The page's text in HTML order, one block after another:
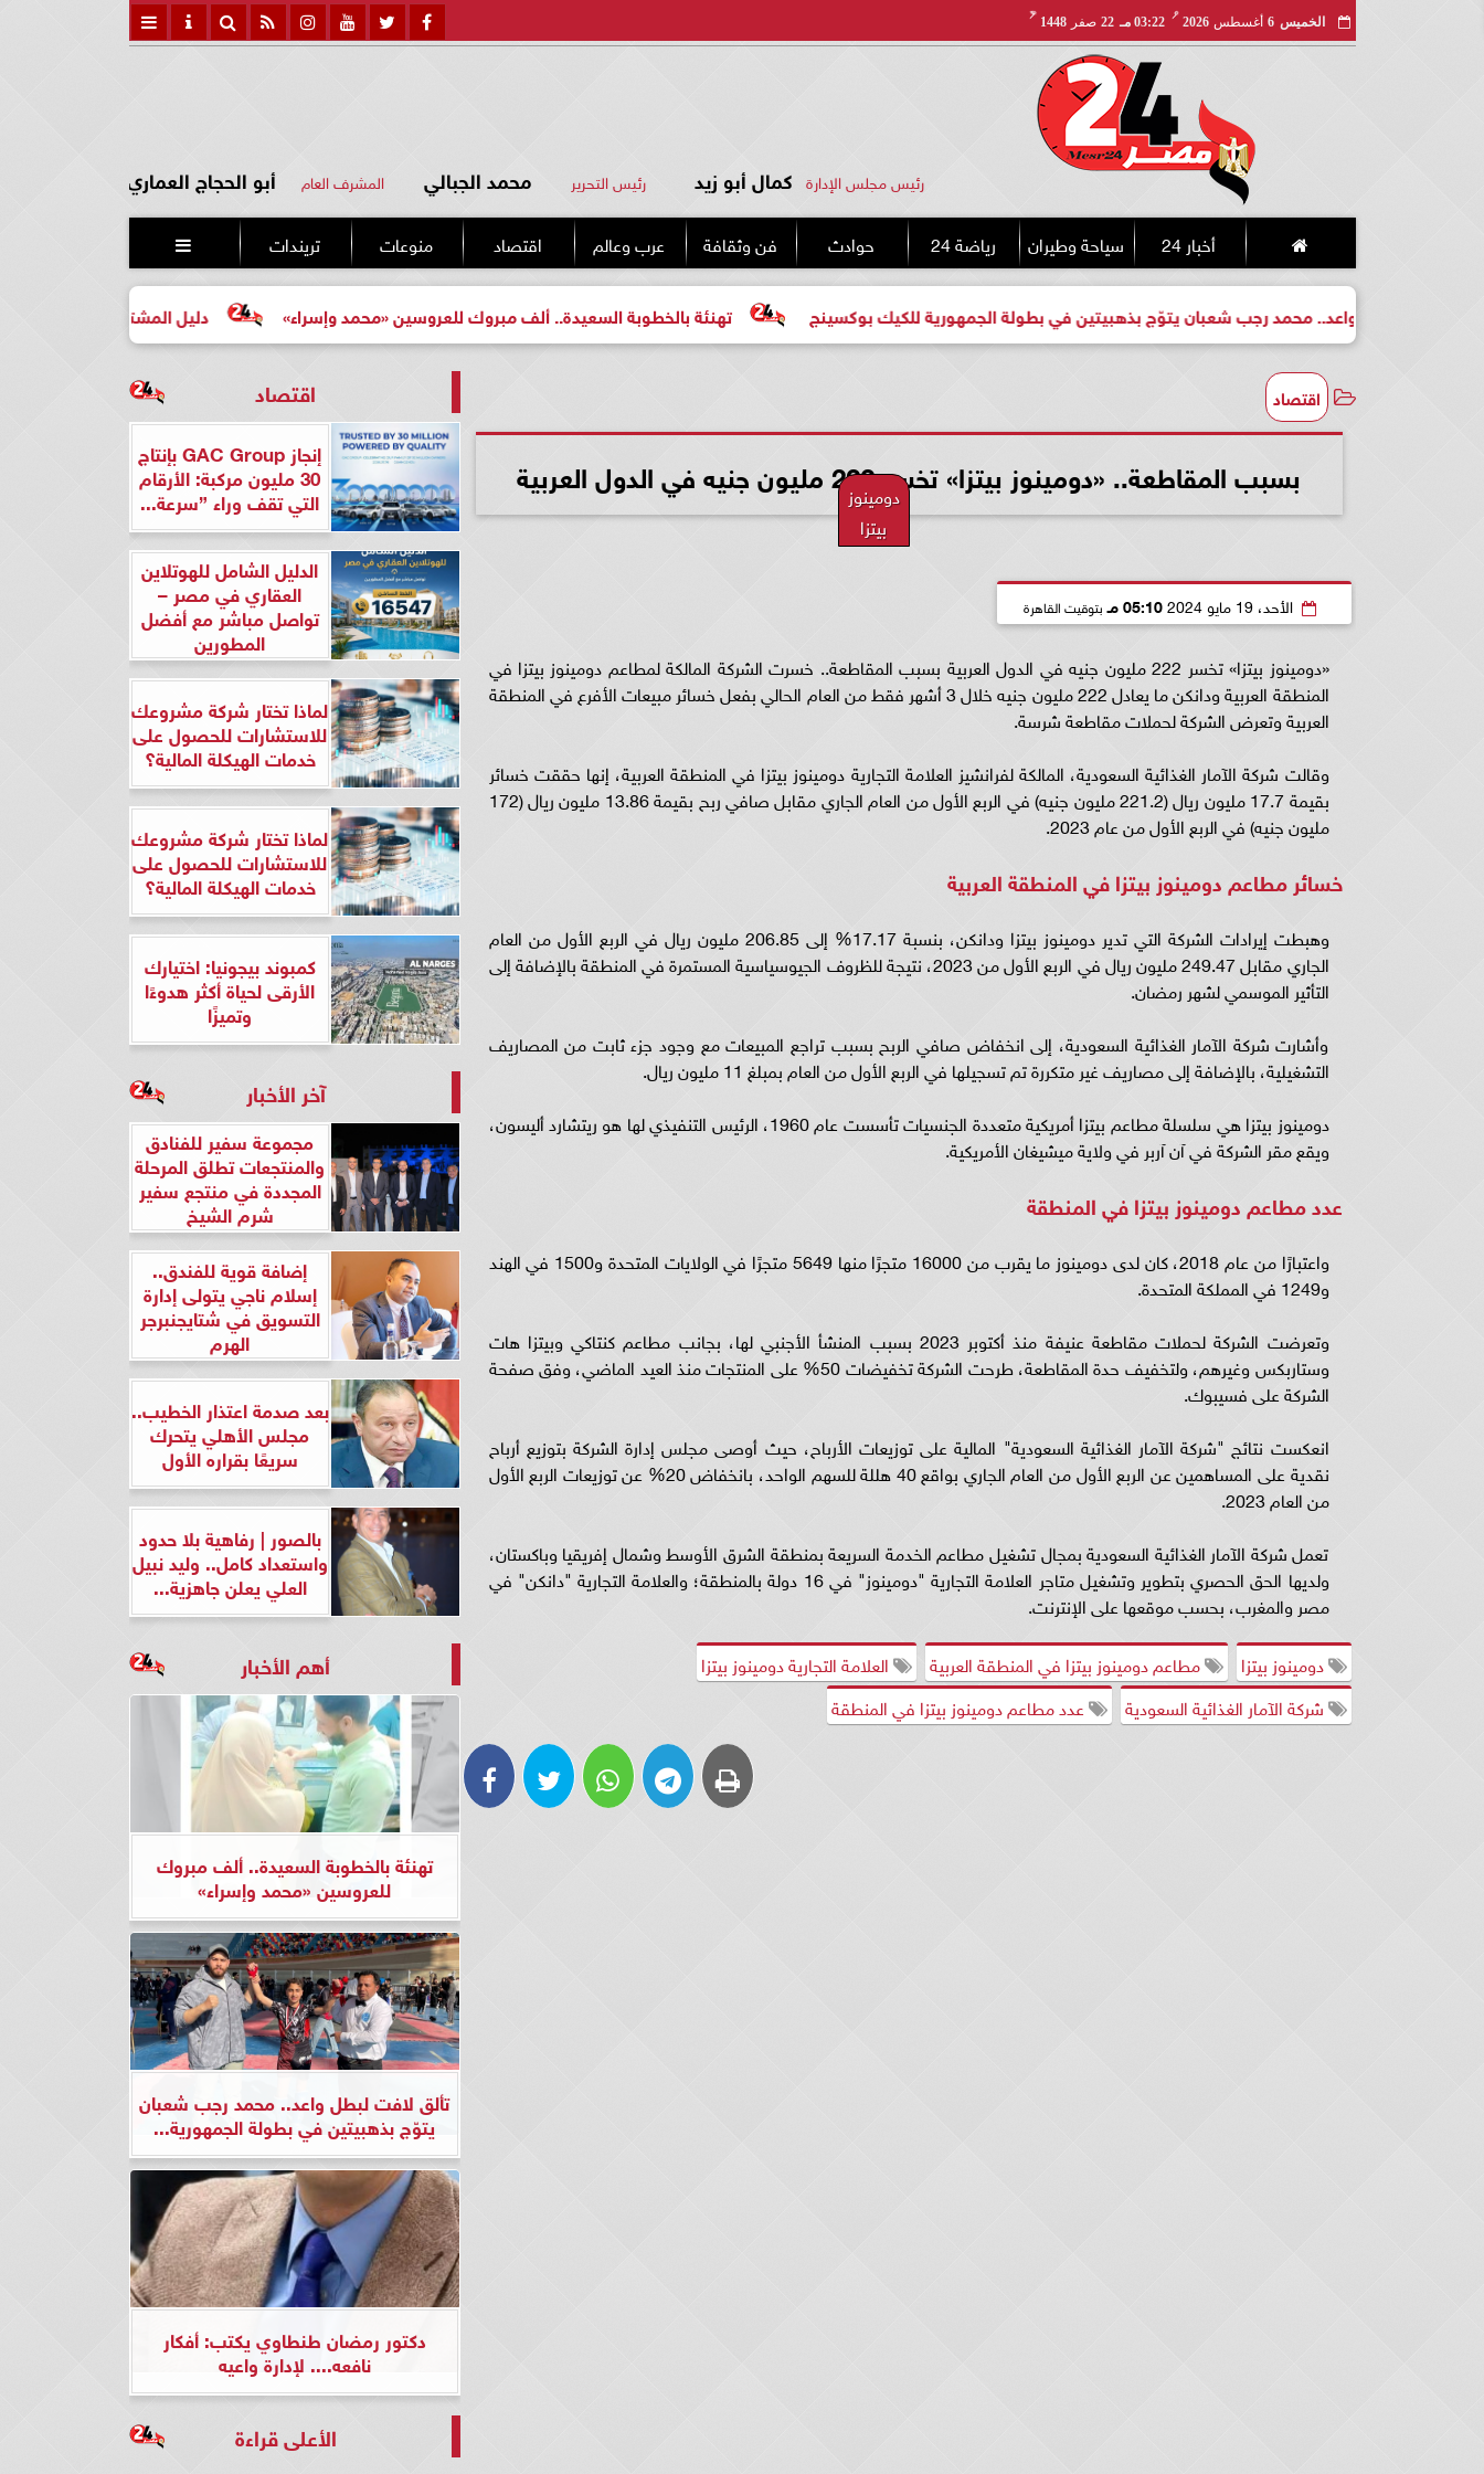
الخميس 6 أغسطس 2026
مـ
03:22 مـ 22 صفر 1448
هـ
رئيس مجلس الإدارة كمال أبو زيد رئيس التحرير محمد الجبالي المشرف العام أبو الحجاج العماري
أخبار 24 سياحة وطيران رياضة 24 حوادث فن وثقافة عرب وعالم اقتصاد منوعات تريندات 
دليل المشتري لأول مرة لاختيار تهنئة بالخطوبة السعيدة.. ألف مبروك للعروسين «محمد وإسراء» لبطل واعد.. محمد رجب شعبان يتوّج بذهبيتين في بطولة الجمهورية للكيك بوكسينج
اقتصاد
بسبب المقاطعة.. «دومينوز بيتزا» تخسر 222 مليون جنيه في الدول العربيةدومينوز
بيتزا
الأحد، 19 مايو 2024 05:10 مـ بتوقيت القاهرة
«دومينوز بيتزا» تخسر 222 مليون جنيه في الدول العربية بسبب المقاطعة.. خسرت الشركة المالكة لمطاعم دومينوز بيتزا في
المنطقة العربية ودانكن ما يعادل 222 مليون جنيه خلال 3 أشهر فقط من العام الحالي بفعل خسائر مبيعات الأفرع في المنطقة
العربية وتعرض الشركة لحملات مقاطعة شرسة.
وقالت شركة الآمار الغذائية السعودية، المالكة لفرانشيز العلامة التجارية دومينوز بيتزا في المنطقة العربية، إنها حققت خسائر
بقيمة 17.7 مليون ريال (221.2 مليون جنيه) في الربع الأول من العام الجاري مقابل صافي ربح بقيمة 13.86 مليون ريال (172
مليون جنيه) في الربع الأول من عام 2023.
خسائر مطاعم دومينوز بيتزا في المنطقة العربية
وهبطت إيرادات الشركة التي تدير دومينوز بيتزا ودانكن، بنسبة 17.17% إلى 206.85 مليون ريال في الربع الأول من العام
الجاري مقابل 249.47 مليون ريال في الربع الأول من 2023، نتيجة للظروف الجيوسياسية المستمرة في المنطقة بالإضافة إلى
التأثير الموسمي لشهر رمضان.
وأشارت شركة الآمار الغذائية السعودية، إلى انخفاض صافي الربح بسبب تراجع المبيعات مع وجود جزء ثابت من المصاريف
التشغيلية، بالإضافة إلى مصاريف غير متكررة تم تسجيلها في الربع الأول من العام بمبلغ 11 مليون ريال.
دومينوز بيتزا هي سلسلة مطاعم بيتزا أمريكية متعددة الجنسيات تأسست عام 1960، الرئيس التنفيذي لها هو ريتشارد أليسون،
ويقع مقر الشركة في آن آربر في ولاية ميشيغان الأمريكية.
عدد مطاعم دومينوز بيتزا في المنطقة
واعتبارًا من عام 2018، كان لدى دومينوز ما يقرب من 16000 متجرًا منها 5649 متجرًا في الولايات المتحدة و1500 في الهند
و1249 في المملكة المتحدة.
وتعرضت الشركة لحملات مقاطعة عنيفة منذ أكتوبر 2023 بسبب المنشأ الأجنبي لها، بجانب مطاعم كنتاكي وبيتزا هات
وستاربكس وغيرهم، ولتخفيف حدة المقاطعة، طرحت الشركة تخفيضات 50% على المنتجات منذ العيد الماضي، وفق صفحة
الشركة على فسيبوك.
انعكست نتائج "شركة الآمار الغذائية السعودية" المالية على توزيعات الأرباح، حيث أوصى مجلس إدارة الشركة بتوزيع أرباح
نقدية على المساهمين عن الربع الأول من العام الجاري بواقع 40 هللة للسهم الواحد، بانخفاض 20% عن توزيعات الربع الأول
من العام 2023.
تعمل شركة الآمار الغذائية السعودية بمجال تشغيل مطاعم الخدمة السريعة بمنطقة الشرق الأوسط وشمال إفريقيا وباكستان،
ولديها الحق الحصري بتطوير وتشغيل متاجر العلامة التجارية "دومينوز" في 16 دولة بالمنطقة؛ والعلامة التجارية "دانكن" في
مصر والمغرب، بحسب موقعها على الإنترنت.
دومينوز بيتزا
مطاعم دومينوز بيتزا في المنطقة العربية
العلامة التجارية دومينوز بيتزا
شركة الآمار الغذائية السعودية
عدد مطاعم دومينوز بيتزا في المنطقة
اقتصاد
إنجاز GAC Group بإنتاج
30 مليون مركبة: الأرقام
التي تقف وراء ”سرعة...
الدليل الشامل للهوتلاين
العقاري في مصر –
تواصل مباشر مع أفضل
المطورين
لماذا تختار شركة مشروعك
للاستشارات للحصول على
خدمات الهيكلة المالية؟
لماذا تختار شركة مشروعك
للاستشارات للحصول على
خدمات الهيكلة المالية؟
كمبوند بيجونيا: اختيارك
الأرقى لحياة أكثر هدوءًا
وتميزًا
آخر الأخبار
مجموعة سفير للفنادق
والمنتجعات تطلق المرحلة
المجددة في منتجع سفير
شرم الشيخ
إضافة قوية للفندق..
إسلام ناجي يتولى إدارة
التسويق في شتايجنبرجر
الهرم
بعد صدمة اعتذار الخطيب..
مجلس الأهلي يتحرك
سريعًا بقراره الأول
بالصور | رفاهية بلا حدود
واستعداد كامل.. وليد نبيل
العلي يعلن جاهزية...
أهم الأخبار
تهنئة بالخطوبة السعيدة.. ألف مبروك
للعروسين «محمد وإسراء»
تألق لافت لبطل واعد.. محمد رجب شعبان
يتوّج بذهبيتين في بطولة الجمهورية...
دكتور رمضان طنطاوي يكتب: أفكار
نافعه.... لإدارة واعيه
الأعلى قراءة